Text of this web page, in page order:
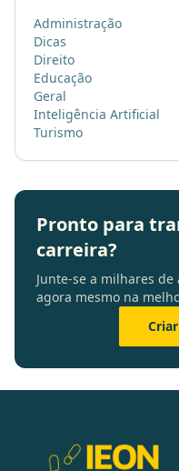
Administração
Dicas
Direito
Educação
Geral
Inteligência Artificial
Turismo
Pronto para
carreira?
Junte-se a milhares
agora mesmo na